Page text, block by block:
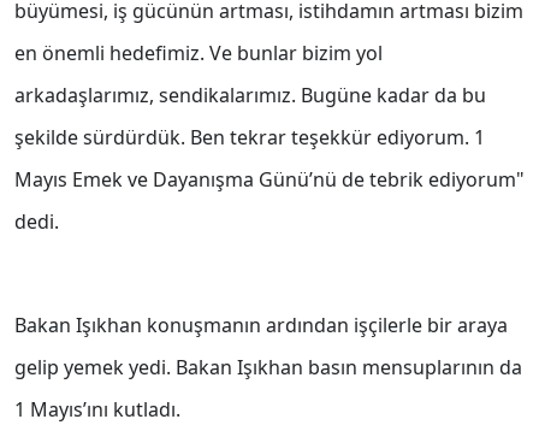
büyümesi, iş gücünün artması, istihdamın artması bizim
en önemli hedefimiz. Ve bunlar bizim yol
arkadaşlarımız, sendikalarımız. Bugüne kadar da bu
şekilde sürdürdük. Ben tekrar teşekkür ediyorum. 1
Mayıs Emek ve Dayanışma Günü’nü de tebrik ediyorum"
dedi.
Bakan Işıkhan konuşmanın ardından işçilerle bir araya
gelip yemek yedi. Bakan Işıkhan basın mensuplarının da
1 Mayıs’ını kutladı.